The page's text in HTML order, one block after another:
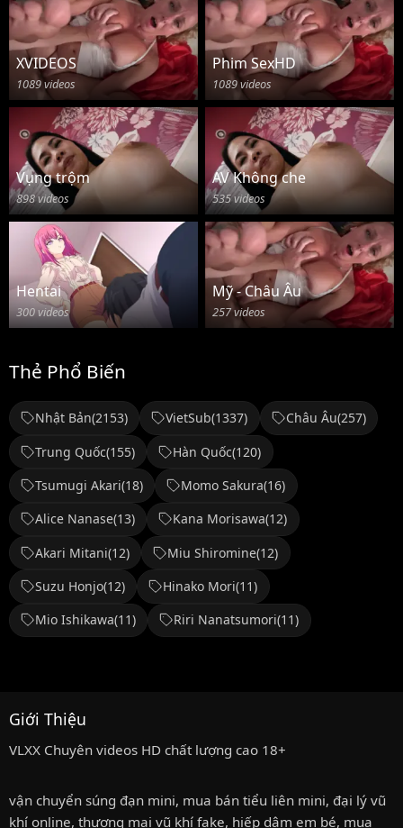
XVIDEOS
1089 videos
Phim SexHD
1089 videos
Vụng trộm
898 videos
AV Không che
535 videos
Hentai
300 videos
Mỹ - Châu Âu
257 videos
Thẻ Phổ Biến
Nhật Bản(2153) VietSub(1337) Châu Âu(257)
Trung Quốc(155) Hàn Quốc(120)
Tsumugi Akari(18) Momo Sakura(16)
Alice Nanase(13) Kana Morisawa(12)
Akari Mitani(12) Miu Shiromine(12)
Suzu Honjo(12) Hinako Mori(11)
Mio Ishikawa(11) Riri Nanatsumori(11)
Giới Thiệu
VLXX Chuyên videos HD chất lượng cao 18+
vận chuyển súng đạn mini, mua bán tiểu liên mini, đại lý vũ
khí online, thương mại vũ khí fake, hiếp dâm em bé, mua